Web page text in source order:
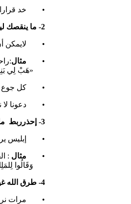
• خد
2- ما ينقصك ليس هو مصدر الحياة:
• لايمكن
• مثال
«هَبْ لِي
• كل جوع في
• دعونا لا
3- إحذرربط ما هو وقتي بما هو أبدي
• إبليس
• مثال :
وَقَالُوا
4- طرق الله غير طرقنا
• مرات نريد